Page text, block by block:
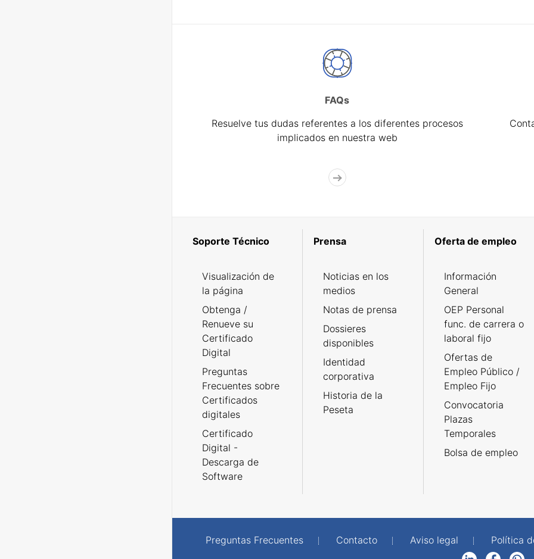
FAQs
Resuelve tus dudas referentes a los diferentes procesos
implicados en nuestra web
Soporte Técnico
Visualización de
la página
Obtenga /
Renueve su
Certificado
Digital
Preguntas
Frecuentes sobre
Certificados
digitales
Certificado
Digital -
Descarga de
Software
Prensa
Noticias en los
medios
Notas de prensa
Dossieres
disponibles
Identidad
corporativa
Historia de la
Peseta
Oferta de empleo
Información
General
OEP Personal
func. de carrera o
laboral fijo
Ofertas de
Empleo Público /
Empleo Fijo
Convocatoria
Plazas
Temporales
Bolsa de empleo
Preguntas Frecuentes Contacto Aviso legal Política